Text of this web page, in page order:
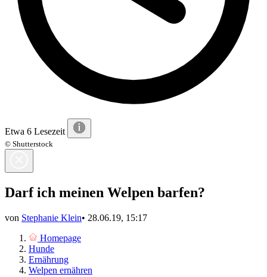
Etwa 6 Lesezeit
© Shutterstock
Darf ich meinen Welpen barfen?
von Stephanie Klein• 28.06.19, 15:17
Homepage
Hunde
Ernährung
Welpen ernähren